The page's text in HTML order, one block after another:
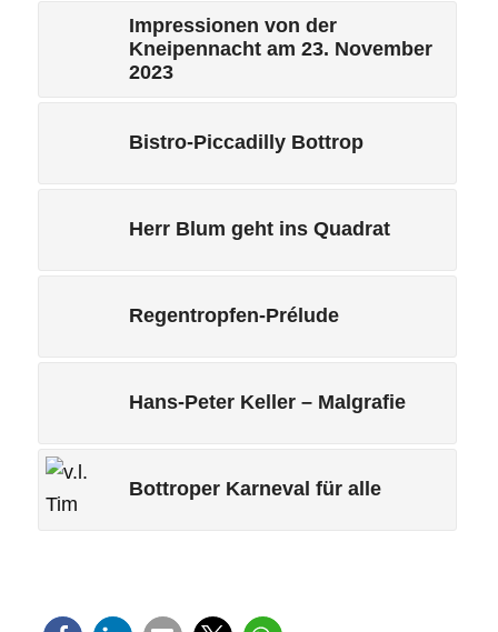
Impressionen von der
Kneipennacht am 23. November
2023
Bistro-Piccadilly Bottrop
Herr Blum geht ins Quadrat
Regentropfen-Prélude
Hans-Peter Keller – Malgrafie
Bottroper Karneval für alle